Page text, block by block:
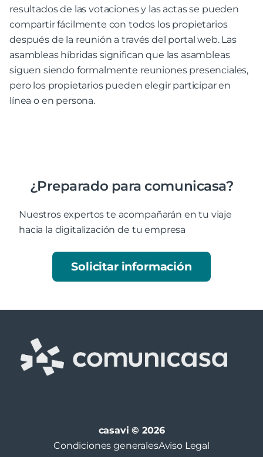
resultados de las votaciones y las actas se pueden
compartir fácilmente con todos los propietarios
después de la reunión a través del portal web. Las
asambleas híbridas significan que las asambleas
siguen siendo formalmente reuniones presenciales,
pero los propietarios pueden elegir participar en
línea o en persona.
¿Preparado para comunicasa?
Nuestros expertos te acompañarán en tu viaje
hacia la digitalización de tu empresa
Solicitar información
casavi © 2026
Condiciones generalesAviso Legal